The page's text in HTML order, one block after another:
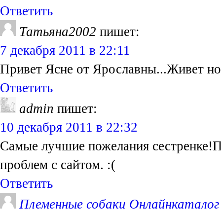
Ответить
Татьяна2002 пишет:
7 декабря 2011 в 22:11
Привет Ясне от Ярославны...Живет
Ответить
admin пишет:
10 декабря 2011 в 22:32
Самые лучшие пожелания
проблем с сайтом. :(
Ответить
Племенные собаки Онлайнкаталог